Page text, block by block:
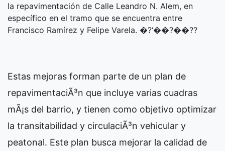
la repavimentación de Calle Leandro N. Alem, en
específico en el tramo que se encuentra entre
Francisco Ramírez y Felipe Varela. �?‘��?��??️
Estas mejoras forman parte de un plan de
repavimentaciÃ³n que incluye varias cuadras
mÃ¡s del barrio, y tienen como objetivo optimizar
la transitabilidad y circulaciÃ³n vehicular y
peatonal. Este plan busca mejorar la calidad de